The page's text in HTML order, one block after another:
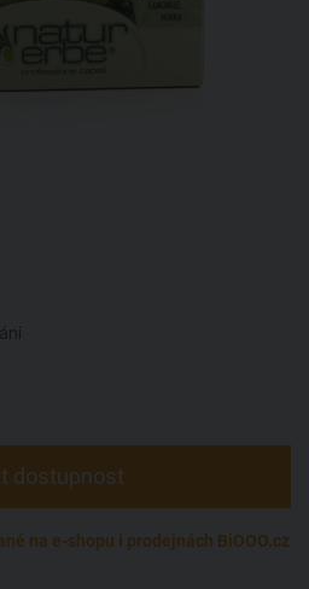
dostupnost
na e-shopu i prodejnách BiOOO.cz